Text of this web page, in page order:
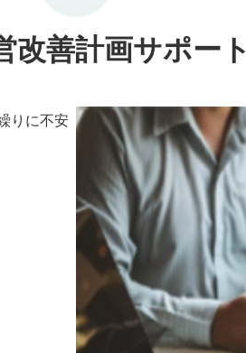
改善計画サポート
りに不安